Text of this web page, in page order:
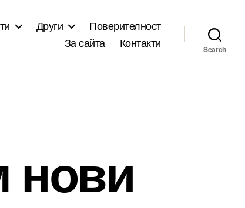
Други
Поверителност
За сайта
Контакти Search
нови